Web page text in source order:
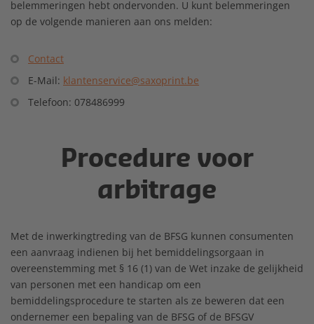
belemmeringen hebt ondervonden. U kunt belemmeringen
op de volgende manieren aan ons melden:
Contact
E-Mail: klantenservice@saxoprint.be
Telefoon: 078486999
Procedure voor
arbitrage
Met de inwerkingtreding van de BFSG kunnen consumenten
een aanvraag indienen bij het bemiddelingsorgaan in
overeenstemming met § 16 (1) van de Wet inzake de gelijkheid
van personen met een handicap om een
bemiddelingsprocedure te starten als ze beweren dat een
ondernemer een bepaling van de BFSG of de BFSGV